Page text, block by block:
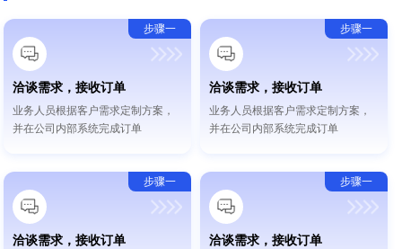
洽谈需求，接收订单
业务人员根据客户需求定制方案，
并在公司内部系统完成订单
步骤一
洽谈需求，接收订单
业务人员根据客户需求定制方案，
并在公司内部系统完成订单
步骤一
洽谈需求，接收订单
步骤一
洽谈需求，接收订单
步骤一